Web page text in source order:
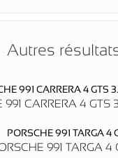
Autres
991 CARRERA 4 GTS
991 TARGA 4